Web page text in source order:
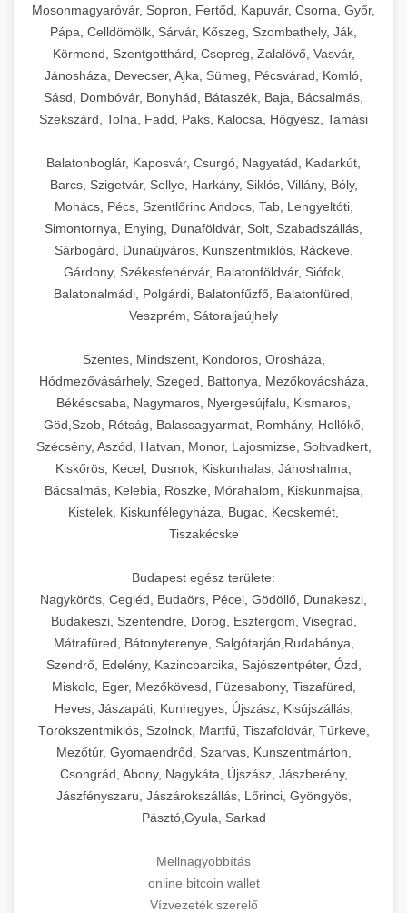
Mosonmagyaróvár, Sopron, Fertőd, Kapuvár, Csorna, Győr,
Pápa, Celldömölk, Sárvár, Kőszeg, Szombathely, Ják,
Körmend, Szentgotthárd, Csepreg, Zalalövő, Vasvár,
Jánosháza, Devecser, Ajka, Sümeg, Pécsvárad, Komló,
Sásd, Dombóvár, Bonyhád, Bátaszék, Baja, Bácsalmás,
Szekszárd, Tolna, Fadd, Paks, Kalocsa, Hőgyész, Tamási
Balatonboglár, Kaposvár, Csurgó, Nagyatád, Kadarkút,
Barcs, Szigetvár, Sellye, Harkány, Siklós, Villány, Bóly,
Mohács, Pécs, Szentlőrinc Andocs, Tab, Lengyeltóti,
Simontornya, Enying, Dunaföldvár, Solt, Szabadszállás,
Sárbogárd, Dunaújváros, Kunszentmiklós, Ráckeve,
Gárdony, Székesfehérvár, Balatonföldvár, Siófok,
Balatonalmádi, Polgárdi, Balatonfűzfő, Balatonfüred,
Veszprém, Sátoraljaújhely
Szentes, Mindszent, Kondoros, Orosháza,
Hódmezővásárhely, Szeged, Battonya, Mezőkovácsháza,
Békéscsaba, Nagymaros, Nyergesújfalu, Kismaros,
Göd,Szob, Rétság, Balassagyarmat, Romhány, Hollókő,
Szécsény, Aszód, Hatvan, Monor, Lajosmizse, Soltvadkert,
Kiskőrös, Kecel, Dusnok, Kiskunhalas, Jánoshalma,
Bácsalmás, Kelebia, Röszke, Mórahalom, Kiskunmajsa,
Kistelek, Kiskunfélegyháza, Bugac, Kecskemét,
Tiszakécske
Budapest egész területe:
Nagykörös, Cegléd, Budaörs, Pécel, Gödöllő, Dunakeszi,
Budakeszi, Szentendre, Dorog, Esztergom, Visegrád,
Mátrafüred, Bátonyterenye, Salgótarján,Rudabánya,
Szendrő, Edelény, Kazincbarcika, Sajószentpéter, Ózd,
Miskolc, Eger, Mezőkövesd, Füzesabony, Tiszafüred,
Heves, Jászapáti, Kunhegyes, Újszász, Kisújszállás,
Törökszentmiklós, Szolnok, Martfű, Tiszaföldvár, Túrkeve,
Mezőtúr, Gyomaendrőd, Szarvas, Kunszentmárton,
Csongrád, Abony, Nagykáta, Újszász, Jászberény,
Jászfényszaru, Jászárokszállás, Lőrinci, Gyöngyös,
Pásztó,Gyula, Sarkad
Mellnagyobbítás
online bitcoin wallet
Vízvezeték szerelő